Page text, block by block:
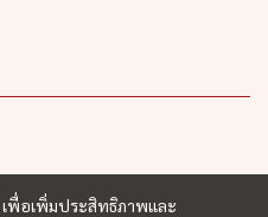
เพื่อเพิ่มประสิทธิภาพและ